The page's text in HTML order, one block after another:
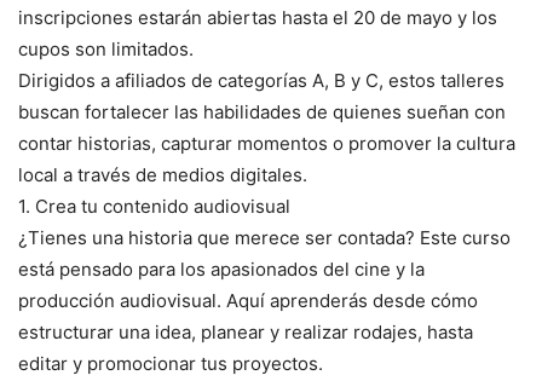
inscripciones estarán abiertas hasta el 20 de mayo y los
cupos son limitados.
Dirigidos a afiliados de categorías A, B y C, estos talleres
buscan fortalecer las habilidades de quienes sueñan con
contar historias, capturar momentos o promover la cultura
local a través de medios digitales.
1. Crea tu contenido audiovisual
¿Tienes una historia que merece ser contada? Este curso
está pensado para los apasionados del cine y la
producción audiovisual. Aquí aprenderás desde cómo
estructurar una idea, planear y realizar rodajes, hasta
editar y promocionar tus proyectos.